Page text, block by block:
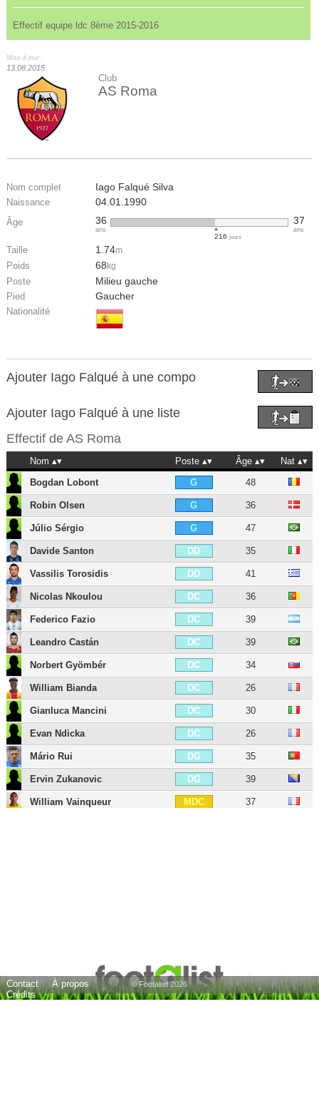
Effectif equipe ldc 8ème 2015-2016
Mise à jour :
13.08.2015
Club
AS Roma
Nom complet Iago Falqué Silva
Naissance 04.01.1990
Âge 36
ans
216 jours
37
ans
Taille 1.74m
Poids 68 kg
Poste Milieu gauche
Pied Gaucher
Nationalité
Ajouter Iago Falqué à une compo
Ajouter Iago Falqué à une liste
Effectif de AS Roma
Nom Poste Âge
Nat
Bogdan Lobont
G 48
Robin Olsen G 36
Júlio Sérgio G 47
Davide Santon DD 35
Vassilis Torosidis DD 41
Nicolas Nkoulou DC 36
Federico Fazio DC 39
Leandro Castán DC 39
Norbert Gyömbér DC 34
William Bianda DC 26
Gianluca Mancini DC 30
Evan Ndicka DC 26
Mário Rui DG 35
Ervin Zukanovic DG 39
William Vainqueur MDC 37
Iago Falqué MG 36
Contact
À propos
Crédits
© Footalist 2026